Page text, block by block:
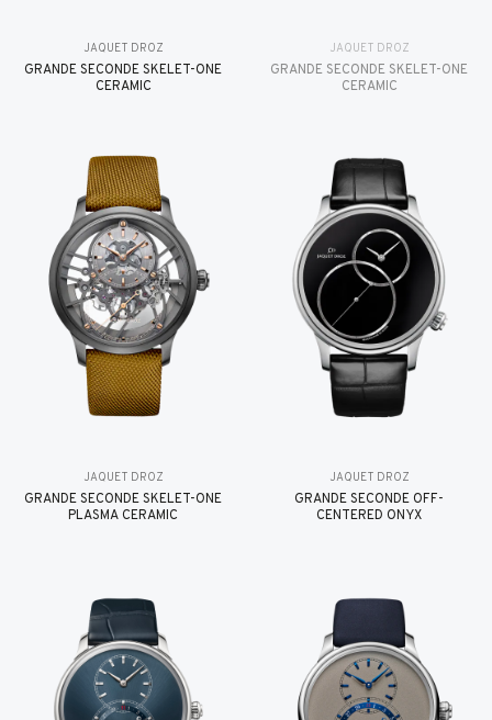
JAQUET DROZ
GRANDE SECONDE SKELET-ONE
CERAMIC
JAQUET DROZ
GRANDE SECONDE SKELET-ONE
CERAMIC
JAQUET DROZ
GRANDE SECONDE SKELET-ONE
PLASMA CERAMIC
JAQUET DROZ
GRANDE SECONDE OFF-
CENTERED ONYX